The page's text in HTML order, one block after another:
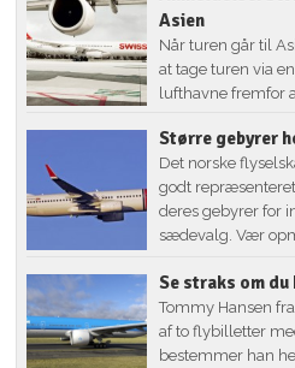
Asien
Når turen går til
at tage turen via
lufthavne fremfor
Større gebyrer
Det norske
godt
deres gebyrer for
sædevalg. Vær
Se straks om
Tommy Hansen
af to flybilletter
bestemmer han